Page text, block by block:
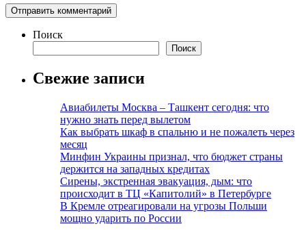
Поиск
Поиск
Свежие записи
Авиабилеты Москва – Ташкент сегодня: что
нужно знать перед вылетом
Как выбрать шкаф в спальню и не пожалеть через
месяц
Минфин Украины признал, что бюджет страны
держится на западных кредитах
Сирены, экстренная эвакуация, дым: что
происходит в ТЦ «Капитолий» в Петербурге
В Кремле отреагировали на угрозы Польши
мощно ударить по России